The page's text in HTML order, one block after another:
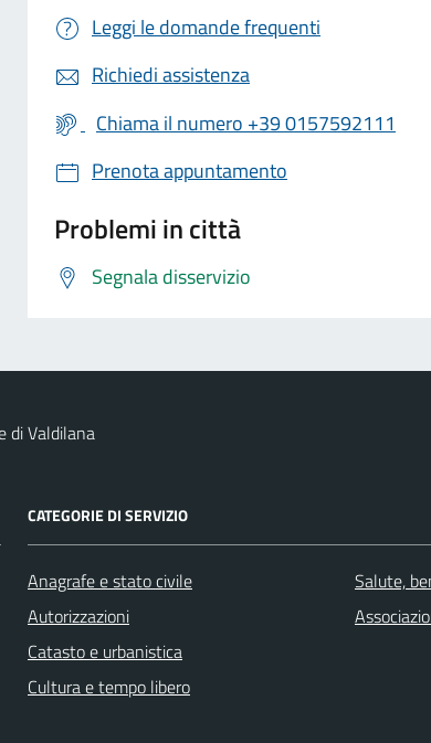
Leggi le domande frequenti
Richiedi assistenza
Chiama il numero +39 0157592111
Prenota appuntamento
Problemi in città
Segnala disservizio
di Valdilana
CATEGORIE DI SERVIZIO
Anagrafe e stato civile
Autorizzazioni
Catasto e urbanistica
Cultura e tempo libero
Salute,